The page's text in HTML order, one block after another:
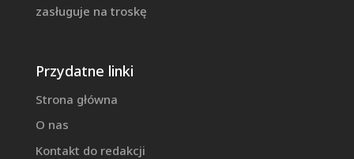
zasługuje na troskę
Przydatne linki
Strona główna
O nas
Kontakt do redakcji